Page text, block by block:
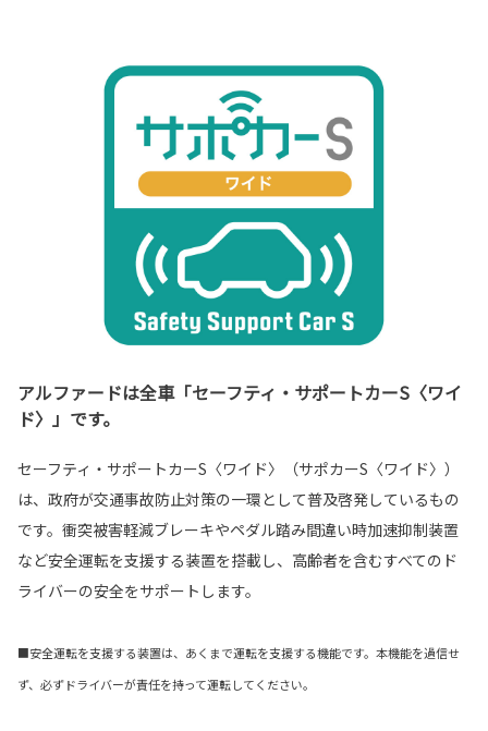
アルファードは全車「セーフティ・サポートカーS〈ワイ
ド〉」です。
セーフティ・サポートカーS〈ワイド〉（サポカーS〈ワイド〉）
は、政府が交通事故防止対策の一環として普及啓発しているもの
です。衝突被害軽減ブレーキやペダル踏み間違い時加速抑制装置
など安全運転を支援する装置を搭載し、高齢者を含むすべてのド
ライバーの安全をサポートします。
■安全運転を支援する装置は、あくまで運転を支援する機能です。本機能を過信せ
ず、必ずドライバーが責任を持って運転してください。